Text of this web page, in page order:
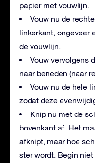
papier met vouwlijn.
Vouw nu de
linkerkant, ongeveer
de vouwlijn.
Vouw vervolgens
naar beneden (naar
Vouw nu de hele
zodat deze
Knip nu met de
bovenkant af. Het
afknipt, maar hoe
ster wordt. Begin